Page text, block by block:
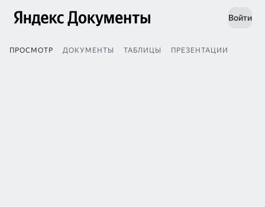
Войти
ПРОСМОТР ДОКУМЕНТЫ ТАБЛИЦЫ ПРЕЗЕНТАЦИИ